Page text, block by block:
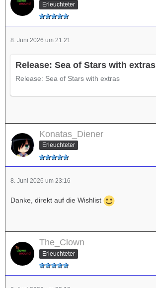
Erleuchteter
8. Juni 2026 um 21:21
Release: Sea of Stars with extras
Release: Sea of Stars with extras
Konatas_Diener
Erleuchteter
8. Juni 2026 um 23:16
Danke, direkt auf die Wishlist
The_Clown
Erleuchteter